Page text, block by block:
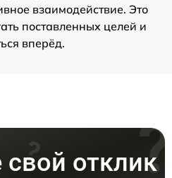
взаимодействие. Это
поставленных целей и
вперёд.
свой отклик